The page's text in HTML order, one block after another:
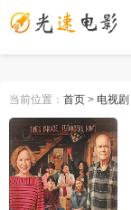
当前位置： 首页 > 电视剧